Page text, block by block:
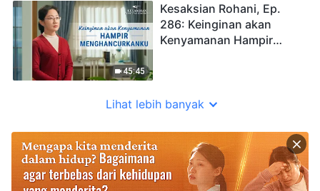
45:45
Kesaksian Rohani, Ep.
286: Keinginan akan
Kenyamanan Hampir
Lihat lebih banyak